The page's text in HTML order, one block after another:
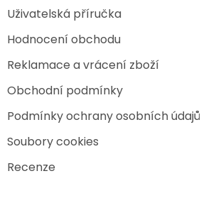
Uživatelská příručka
Hodnocení obchodu
Reklamace a vrácení zboží
Obchodní podmínky
Podmínky ochrany osobních údajů
Soubory cookies
Recenze